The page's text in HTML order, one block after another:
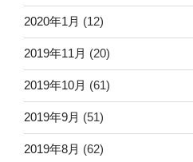
2020年1月 (12)
2019年11月 (20)
2019年10月 (61)
2019年9月 (51)
2019年8月 (62)